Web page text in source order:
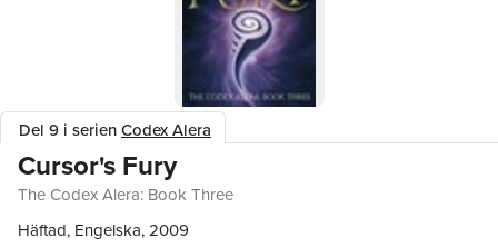
Del 9 i serienCodex Alera
Cursor's Fury
The Codex Alera: Book Three
Häftad, Engelska, 2009